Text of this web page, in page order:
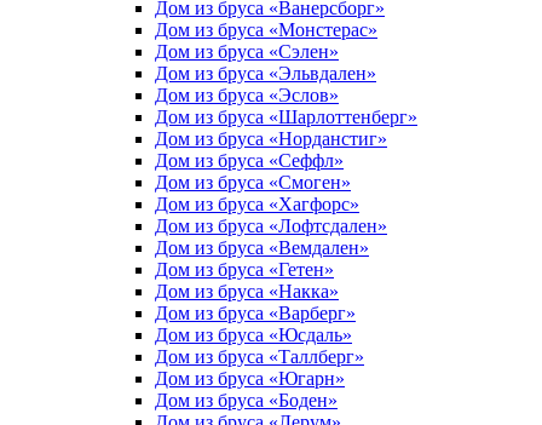
Дом из бруса «Ванерсборг»
Дом из бруса «Монстерас»
Дом из бруса «Сэлен»
Дом из бруса «Эльвдален»
Дом из бруса «Эслов»
Дом из бруса «Шарлоттенберг»
Дом из бруса «Норданстиг»
Дом из бруса «Сеффл»
Дом из бруса «Смоген»
Дом из бруса «Хагфорс»
Дом из бруса «Лофтсдален»
Дом из бруса «Вемдален»
Дом из бруса «Гетен»
Дом из бруса «Накка»
Дом из бруса «Варберг»
Дом из бруса «Юсдаль»
Дом из бруса «Таллберг»
Дом из бруса «Югарн»
Дом из бруса «Боден»